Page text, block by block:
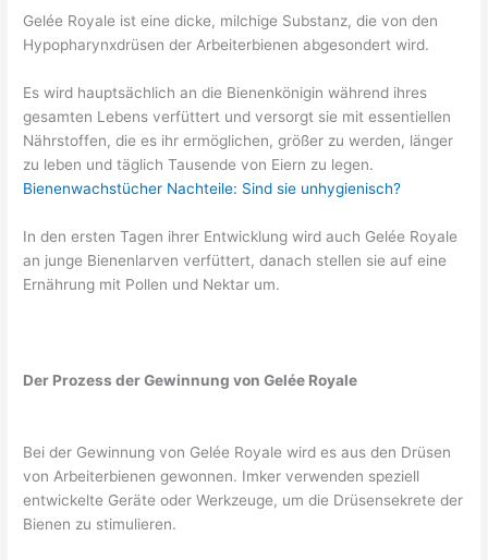
Gelée Royale ist eine dicke, milchige Substanz, die von den
Hypopharynxdrüsen der Arbeiterbienen abgesondert wird.
Es wird hauptsächlich an die Bienenkönigin während ihres
gesamten Lebens verfüttert und versorgt sie mit essentiellen
Nährstoffen, die es ihr ermöglichen, größer zu werden, länger
zu leben und täglich Tausende von Eiern zu legen.
Bienenwachstücher Nachteile: Sind sie unhygienisch?
In den ersten Tagen ihrer Entwicklung wird auch Gelée Royale
an junge Bienenlarven verfüttert, danach stellen sie auf eine
Ernährung mit Pollen und Nektar um.
Der Prozess der Gewinnung von Gelée Royale
Bei der Gewinnung von Gelée Royale wird es aus den Drüsen
von Arbeiterbienen gewonnen. Imker verwenden speziell
entwickelte Geräte oder Werkzeuge, um die Drüsensekrete der
Bienen zu stimulieren.